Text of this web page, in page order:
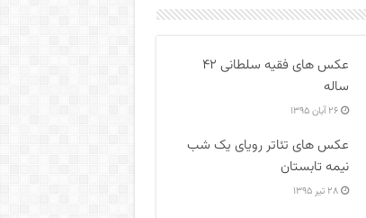
عکس های فقیه سلطانی ۴۲
ساله
۲۶ آبان ۱۳۹۵
عکس های تئاتر رویای یک شب
نیمه تابستان
۲۸ تیر ۱۳۹۵